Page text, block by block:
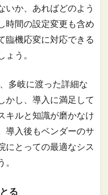
いか、あればどのよう
時間の設定変更も含め
臨機応変に対応できる
ょう。
多岐に渡った詳細な
かし、導入に満足して
キルと知識が磨かなけ
導入後もベンダーのサ
にとっての最適なシス
る